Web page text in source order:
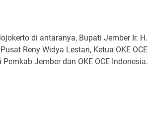
di antaranya, Bupati Jember Ir. H.
Reny Widya Lestari, Ketua OKE OCE
Jember dan OKE OCE Indonesia.